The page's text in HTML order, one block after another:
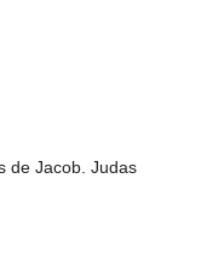
de Jacob. Judas